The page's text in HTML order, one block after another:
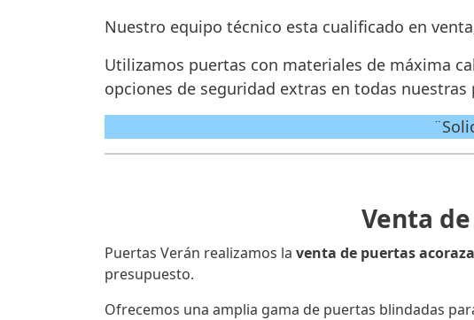
Nuestro equipo técnico esta cualificado en
Utilizamos puertas con materiales de máxima
opciones de seguridad extras en todas nuestras
Venta
Puertas Verán realizamos la venta de puertas
presupuesto.
Ofrecemos una amplia gama de puertas blindadas